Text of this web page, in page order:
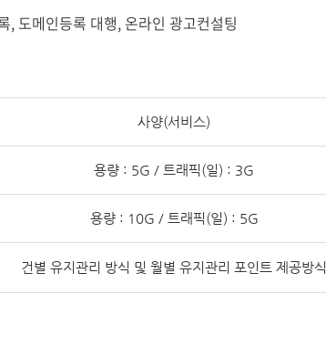
, 도메인등록 대행, 온라인 광고컨설팅
사양(서비스)
용량 : 5G / 트래픽(일) : 3G
용량 : 10G / 트래픽(일) : 5G
건별 유지관리 방식 및 월별 유지관리 포인트 제공방식